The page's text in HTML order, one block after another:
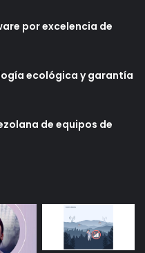
por excelencia de
ecológica y garantía
de equipos de